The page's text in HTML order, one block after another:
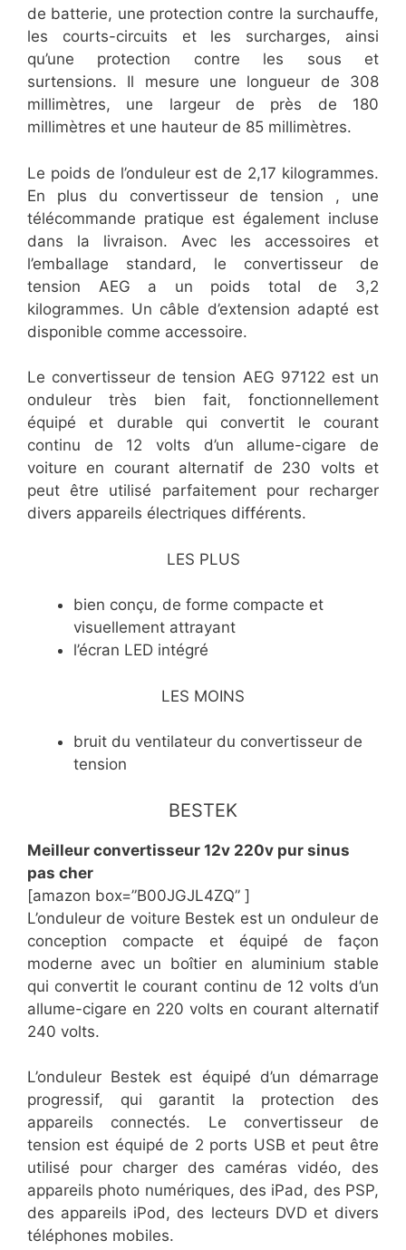
de batterie, une protection contre la surchauffe,
les courts-circuits et les surcharges, ainsi
qu’une protection contre les sous et
surtensions. Il mesure une longueur de 308
millimètres, une largeur de près de 180
millimètres et une hauteur de 85 millimètres.
Le poids de l’onduleur est de 2,17 kilogrammes.
En plus du convertisseur de tension , une
télécommande pratique est également incluse
dans la livraison. Avec les accessoires et
l’emballage standard, le convertisseur de
tension AEG a un poids total de 3,2
kilogrammes. Un câble d’extension adapté est
disponible comme accessoire.
Le convertisseur de tension AEG 97122 est un
onduleur très bien fait, fonctionnellement
équipé et durable qui convertit le courant
continu de 12 volts d’un allume-cigare de
voiture en courant alternatif de 230 volts et
peut être utilisé parfaitement pour recharger
divers appareils électriques différents.
LES PLUS
bien conçu, de forme compacte et
visuellement attrayant
l’écran LED intégré
LES MOINS
bruit du ventilateur du convertisseur de
tension
BESTEK
Meilleur convertisseur 12v 220v pur sinus
pas cher
[amazon box=”B00JGJL4ZQ” ]
L’onduleur de voiture Bestek est un onduleur de
conception compacte et équipé de façon
moderne avec un boîtier en aluminium stable
qui convertit le courant continu de 12 volts d’un
allume-cigare en 220 volts en courant alternatif
240 volts.
L’onduleur Bestek est équipé d’un démarrage
progressif, qui garantit la protection des
appareils connectés. Le convertisseur de
tension est équipé de 2 ports USB et peut être
utilisé pour charger des caméras vidéo, des
appareils photo numériques, des iPad, des PSP,
des appareils iPod, des lecteurs DVD et divers
téléphones mobiles.